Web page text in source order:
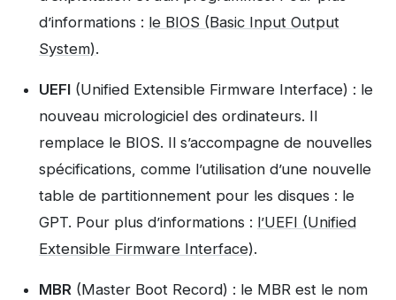
d’informations : le BIOS (Basic Input Output
System).
UEFI (Unified Extensible Firmware Interface) : le
nouveau micrologiciel des ordinateurs. Il
remplace le BIOS. Il s’accompagne de nouvelles
spécifications, comme l’utilisation d’une nouvelle
table de partitionnement pour les disques : le
GPT. Pour plus d’informations : l’UEFI (Unified
Extensible Firmware Interface).
MBR (Master Boot Record) : le MBR est le nom